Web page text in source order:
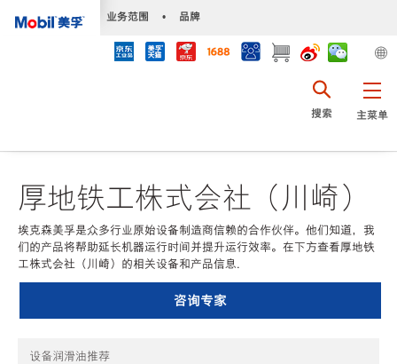
业务范围 • 品牌
主菜单
搜索
厚地铁工株式会社（川崎）
埃克森美孚是众多行业原始设备制造商信赖的合作伙伴。他们知道，我
们的产品将帮助延长机器运行时间并提升运行效率。在下方查看厚地铁
工株式会社（川崎）的相关设备和产品信息.
咨询专家
设备润滑油推荐